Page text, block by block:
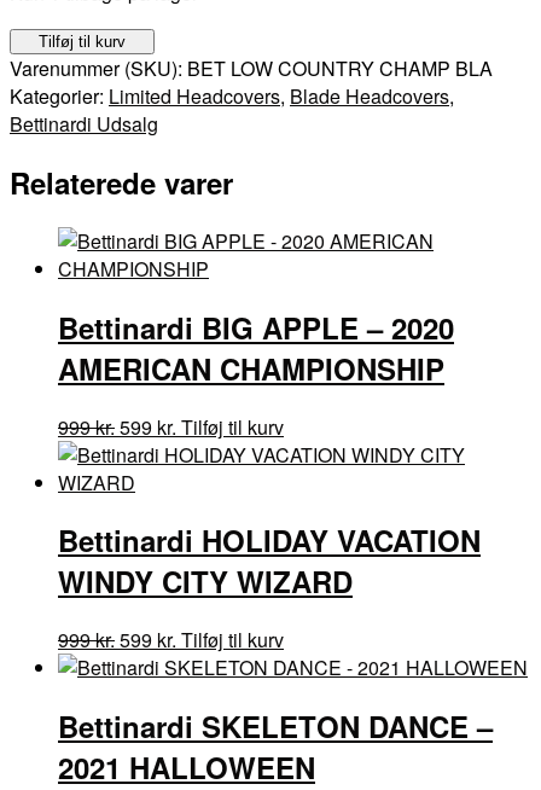
Bettinardi
LOW
COUNTRY
CHAMPIONSHIP
2021
CHAMPIONSHIP
antal
Tilføj til kurv
Varenummer (SKU): BET LOW COUNTRY CHAMP BLA
Kategorier: Limited Headcovers, Blade Headcovers,
Bettinardi Udsalg
Relaterede varer
Bettinardi BIG APPLE – 2020
AMERICAN CHAMPIONSHIP
999kr.Den
oprindelige
pris
999 kr..
599 kr. Den
aktuelle
599 kr..
Tilføj til kurv
Bettinardi HOLIDAY VACATION
WINDY CITY WIZARD
999kr.Den
oprindelige
var:
999 kr..
599 kr. Den
aktuelle
er:
599 kr..
Tilføj til kurv
Bettinardi SKELETON DANCE –
2021 HALLOWEEN